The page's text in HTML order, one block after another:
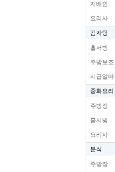
지배인
요리사
감자탕
홀서빙
주방보조
시급알바
중화요리
주방장
홀서빙
요리사
분식
주방장